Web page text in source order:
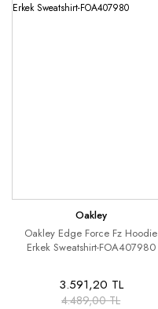
Oakley
Oakley Edge Force Fz Hoodie
Erkek Sweatshirt-FOA407980
3.591,20 TL
4.489,00 TL